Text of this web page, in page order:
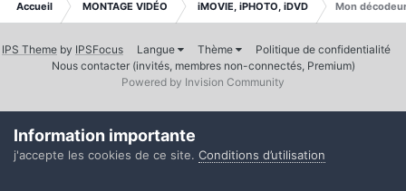
Accueil MONTAGE VIDÉO iMOVIE, iPHOTO, iDVD Mon
IPS Theme by IPSFocus Langue Thème
Politique de confidentialité
Nous contacter (invités, membres non-connectés, Premium)
Powered by Invision Community
Information importante
j'accepte les cookies de ce site. Conditions d’utilisation